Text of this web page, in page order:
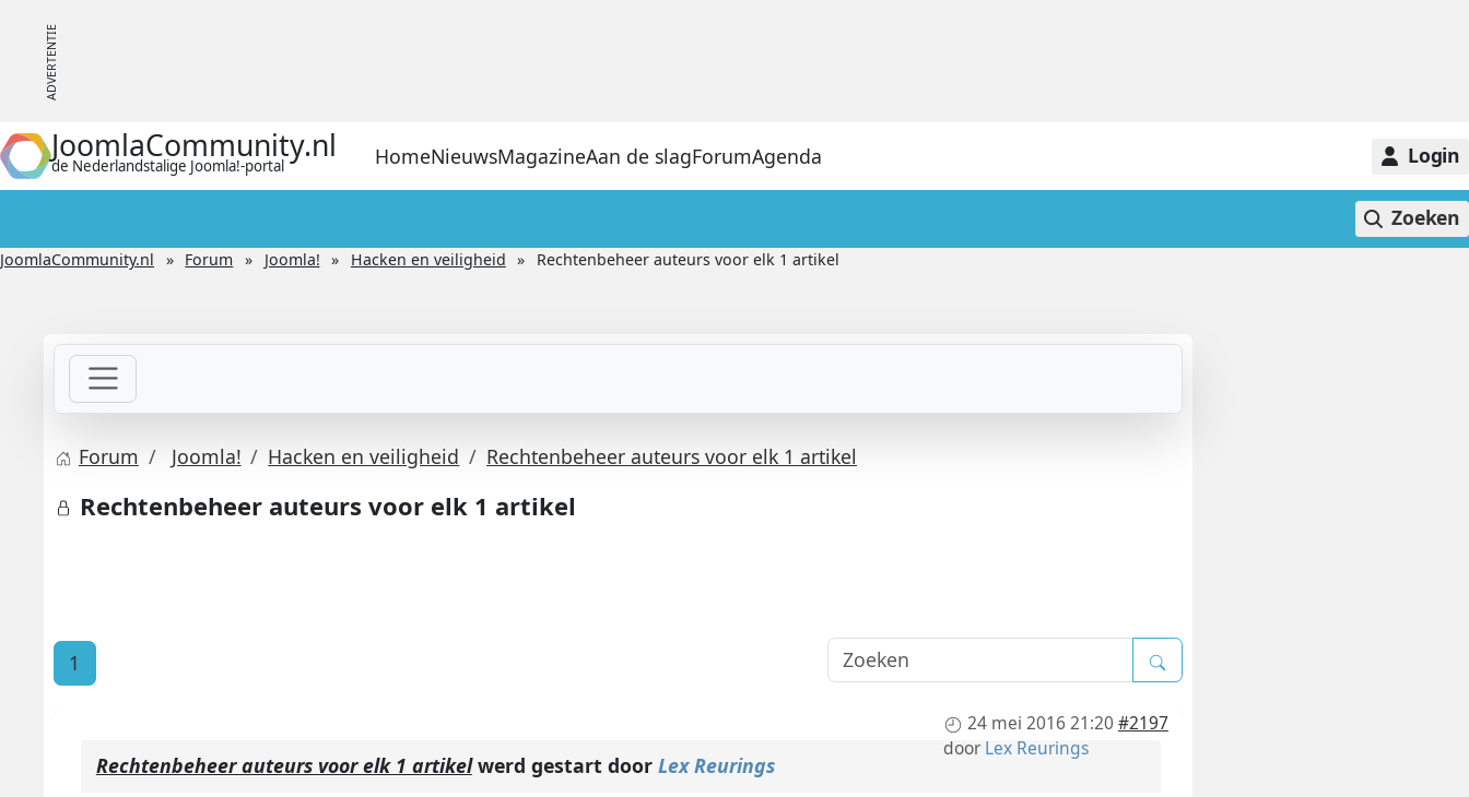
JoomlaCommunity.nl
de Nederlandstalige Joomla!-portal HomeNieuwsMagazineAan de slagForumAgenda Login
Zoeken
JoomlaCommunity.nl Forum Joomla! Hacken en veiligheid Rechtenbeheer auteurs voor elk 1 artikel
Forum Joomla! Hacken en veiligheid Rechtenbeheer auteurs voor elk 1 artikel
Rechtenbeheer auteurs voor elk 1 artikel
1
24 mei 2016 21:20 #2197
doorLex Reurings
Rechtenbeheer auteurs voor elk 1 artikelwerd gestart door Lex Reurings